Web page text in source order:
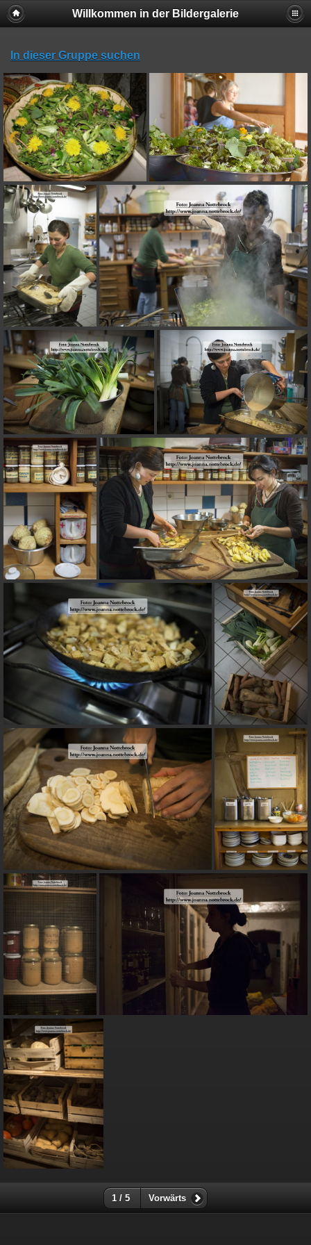
Willkommen in der Bildergalerie
In dieser Gruppe suchen
1 / 5 Vorwärts